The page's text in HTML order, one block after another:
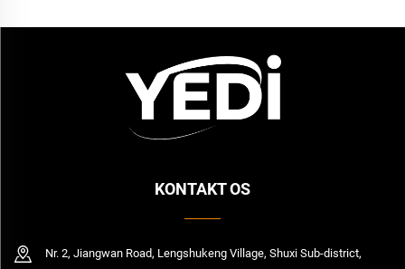
KONTAKT OS
Nr. 2, Jiangwan Road, Lengshukeng Village, Shuxi Sub-district,